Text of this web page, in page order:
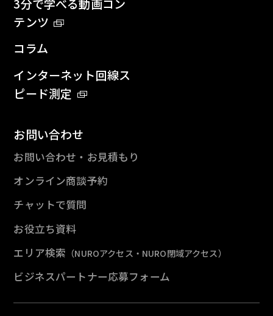
3分で学べる動画コン
テンツ
コラム
インターネット回線ス
ピード測定
お問い合わせ
お問い合わせ・お見積もり
オンライン商談予約
チャットで質問
お役立ち資料
エリア検索 （NUROアクセス・NURO閉域アクセス）
ビジネスパートナー応募フォーム